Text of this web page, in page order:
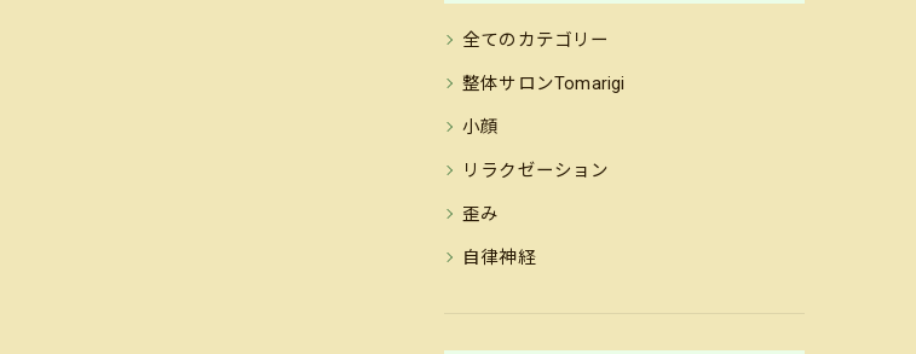
全てのカテゴリー
整体サロンTomarigi
小顔
リラクゼーション
歪み
自律神経